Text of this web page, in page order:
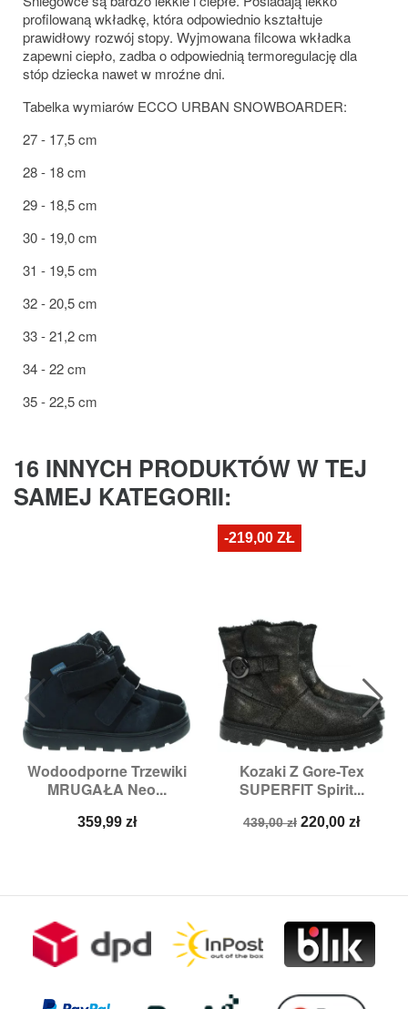
profilowaną wkładkę, która odpowiednio kształtuje
prawidłowy rozwój stopy. Wyjmowana filcowa wkładka
zapewni ciepło, zadba o odpowiednią termoregulację dla
stóp dziecka nawet w mroźne dni.
Tabelka wymiarów ECCO URBAN SNOWBOARDER:
27 - 17,5 cm
28 - 18 cm
29 - 18,5 cm
30 - 19,0 cm
31 - 19,5 cm
32 - 20,5 cm
33 - 21,2 cm
34 - 22 cm
35 - 22,5 cm
16 INNYCH PRODUKTÓW W TEJ
SAMEJ KATEGORII:
Wodoodporne Trzewiki
MRUGAŁA Neo...
Cena
359,99 zł
Kozaki Z Gore-Tex
SUPERFIT Spirit...
Cena
439,00 zł Cena
220,00 zł
-219,00 ZŁ